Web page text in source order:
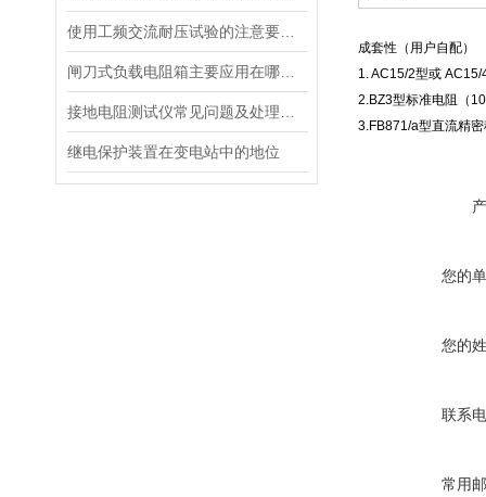
继电保护装置在变电站中的地位
成套性（用户自配）
1. AC15/2型或 AC15/
2.BZ3型标准电阻（ 10
3.FB871/a型直流精
您的
您的
联系
常用